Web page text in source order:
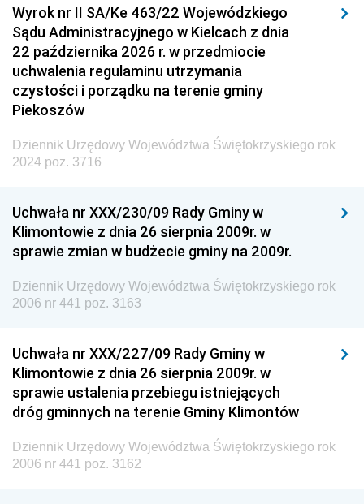
Wyrok nr II SA/Ke 463/22 Wojewódzkiego
Sądu Administracyjnego w Kielcach z dnia
22 października 2026 r. w przedmiocie
uchwalenia regulaminu utrzymania
czystości i porządku na terenie gminy
Piekoszów
Dziennik Urzędowy Województwa Świętokrzyskiego rok
2024 poz. 3716
Uchwała nr XXX/230/09 Rady Gminy w
Klimontowie z dnia 26 sierpnia 2009r. w
sprawie zmian w budżecie gminy na 2009r.
Dziennik Urzędowy Województwa Świętokrzyskiego rok
2006 nr 441 poz. 3163
Uchwała nr XXX/227/09 Rady Gminy w
Klimontowie z dnia 26 sierpnia 2009r. w
sprawie ustalenia przebiegu istniejących
dróg gminnych na terenie Gminy Klimontów
Dziennik Urzędowy Województwa Świętokrzyskiego rok
2006 nr 441 poz. 3162